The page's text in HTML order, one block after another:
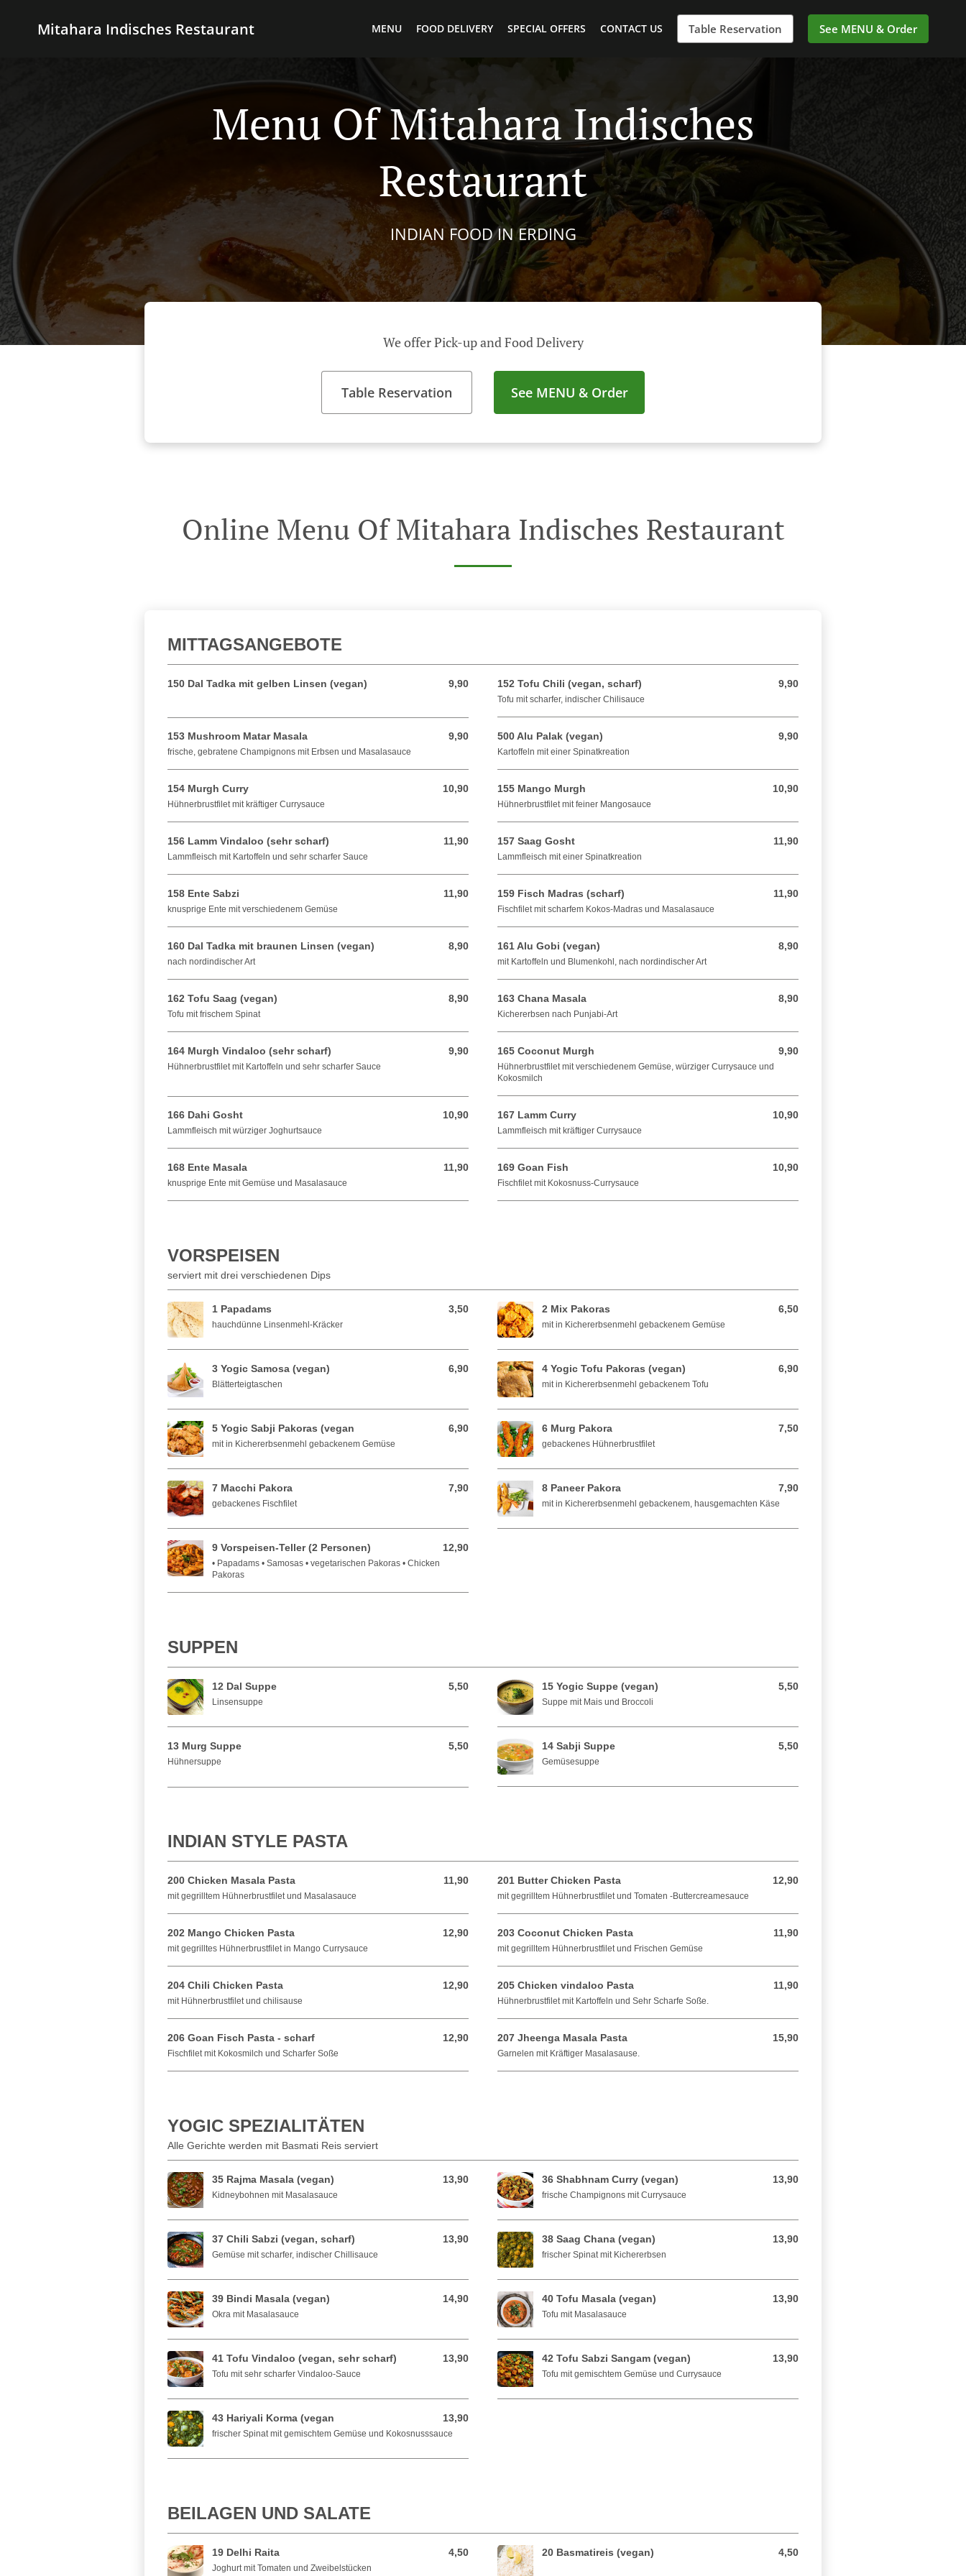
Mitahara Indisches Restaurant MENU FOOD DELIVERY SPECIAL OFFERS CONTACT US Table Reservation See MENU & Order
Menu Of Mitahara Indisches
Restaurant
INDIAN FOOD IN ERDING
We offer Pick-up and Food Delivery
Table Reservation See MENU & Order
Online Menu Of Mitahara Indisches Restaurant
MITTAGSANGEBOTE
150 Dal Tadka mit gelben Linsen (vegan) 9,90
9,90 EUR 152 Tofu Chili (vegan, scharf) 9,90
9,90 EUR
Tofu mit scharfer, indischer Chilisauce
153 Mushroom Matar Masala 9,90
9,90 EUR
frische, gebratene Champignons mit Erbsen und Masalasauce
500 Alu Palak (vegan) 9,90
9,90 EUR
Kartoffeln mit einer Spinatkreation
154 Murgh Curry 10,90
10,90 EUR
Hühnerbrustfilet mit kräftiger Currysauce
155 Mango Murgh 10,90
10,90 EUR
Hühnerbrustfilet mit feiner Mangosauce
156 Lamm Vindaloo (sehr scharf) 11,90
11,90 EUR
Lammfleisch mit Kartoffeln und sehr scharfer Sauce
157 Saag Gosht 11,90
11,90 EUR
Lammfleisch mit einer Spinatkreation
158 Ente Sabzi 11,90
11,90 EUR
knusprige Ente mit verschiedenem Gemüse
159 Fisch Madras (scharf) 11,90
11,90 EUR
Fischfilet mit scharfem Kokos-Madras und Masalasauce
160 Dal Tadka mit braunen Linsen (vegan) 8,90
8,90 EUR
nach nordindischer Art
161 Alu Gobi (vegan) 8,90
8,90 EUR
mit Kartoffeln und Blumenkohl, nach nordindischer Art
162 Tofu Saag (vegan) 8,90
8,90 EUR
Tofu mit frischem Spinat
163 Chana Masala 8,90
8,90 EUR
Kichererbsen nach Punjabi-Art
164 Murgh Vindaloo (sehr scharf) 9,90
9,90 EUR
Hühnerbrustfilet mit Kartoffeln und sehr scharfer Sauce
165 Coconut Murgh 9,90
9,90 EUR
Hühnerbrustfilet mit verschiedenem Gemüse, würziger Currysauce und
Kokosmilch
166 Dahi Gosht 10,90
10,90 EUR
Lammfleisch mit würziger Joghurtsauce
167 Lamm Curry 10,90
10,90 EUR
Lammfleisch mit kräftiger Currysauce
168 Ente Masala 11,90
11,90 EUR
knusprige Ente mit Gemüse und Masalasauce
169 Goan Fish 10,90
10,90 EUR
Fischfilet mit Kokosnuss-Currysauce
VORSPEISEN
serviert mit drei verschiedenen Dips
1 Papadams 3,50
3,50 EUR
hauchdünne Linsenmehl-Kräcker
2 Mix Pakoras 6,50
6,50 EUR
mit in Kichererbsenmehl gebackenem Gemüse
3 Yogic Samosa (vegan) 6,90
6,90 EUR
Blätterteigtaschen
4 Yogic Tofu Pakoras (vegan) 6,90
6,90 EUR
mit in Kichererbsenmehl gebackenem Tofu
5 Yogic Sabji Pakoras (vegan 6,90
6,90 EUR
mit in Kichererbsenmehl gebackenem Gemüse
6 Murg Pakora 7,50
7,50 EUR
gebackenes Hühnerbrustfilet
7 Macchi Pakora 7,90
7,90 EUR
gebackenes Fischfilet
8 Paneer Pakora 7,90
7,90 EUR
mit in Kichererbsenmehl gebackenem, hausgemachten Käse
9 Vorspeisen-Teller (2 Personen) 12,90
12,90 EUR
• Papadams • Samosas • vegetarischen Pakoras • Chicken
Pakoras
SUPPEN
12 Dal Suppe 5,50
5,50 EUR
Linsensuppe
15 Yogic Suppe (vegan) 5,50
5,50 EUR
Suppe mit Mais und Broccoli
13 Murg Suppe 5,50
5,50 EUR
Hühnersuppe
14 Sabji Suppe 5,50
5,50 EUR
Gemüsesuppe
INDIAN STYLE PASTA
200 Chicken Masala Pasta 11,90
11,90 EUR
mit gegrilltem Hühnerbrustfilet und Masalasauce
201 Butter Chicken Pasta 12,90
12,90 EUR
mit gegrilltem Hühnerbrustfilet und Tomaten -Buttercreamesauce
202 Mango Chicken Pasta 12,90
12,90 EUR
mit gegrilltes Hühnerbrustfilet in Mango Currysauce
203 Coconut Chicken Pasta 11,90
11,90 EUR
mit gegrilltem Hühnerbrustfilet und Frischen Gemüse
204 Chili Chicken Pasta 12,90
12,90 EUR
mit Hühnerbrustfilet und chilisause
205 Chicken vindaloo Pasta 11,90
11,90 EUR
Hühnerbrustfilet mit Kartoffeln und Sehr Scharfe Soße.
206 Goan Fisch Pasta - scharf 12,90
12,90 EUR
Fischfilet mit Kokosmilch und Scharfer Soße
207 Jheenga Masala Pasta 15,90
15,90 EUR
Garnelen mit Kräftiger Masalasause.
YOGIC SPEZIALITÄTEN
Alle Gerichte werden mit Basmati Reis serviert
35 Rajma Masala (vegan) 13,90
13,90 EUR
Kidneybohnen mit Masalasauce
36 Shabhnam Curry (vegan) 13,90
13,90 EUR
frische Champignons mit Currysauce
37 Chili Sabzi (vegan, scharf) 13,90
13,90 EUR
Gemüse mit scharfer, indischer Chillisauce
38 Saag Chana (vegan) 13,90
13,90 EUR
frischer Spinat mit Kichererbsen
39 Bindi Masala (vegan) 14,90
14,90 EUR
Okra mit Masalasauce
40 Tofu Masala (vegan) 13,90
13,90 EUR
Tofu mit Masalasauce
41 Tofu Vindaloo (vegan, sehr scharf) 13,90
13,90 EUR
Tofu mit sehr scharfer Vindaloo-Sauce
42 Tofu Sabzi Sangam (vegan) 13,90
13,90 EUR
Tofu mit gemischtem Gemüse und Currysauce
43 Hariyali Korma (vegan 13,90
13,90 EUR
frischer Spinat mit gemischtem Gemüse und Kokosnusssauce
BEILAGEN UND SALATE
19 Delhi Raita 4,50
4,50 EUR
Joghurt mit Tomaten und Zweibelstücken
20 Basmatireis (vegan) 4,50
4,50 EUR